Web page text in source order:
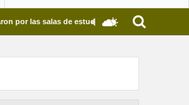
salas de estudio de las Bibliotecas Municipales